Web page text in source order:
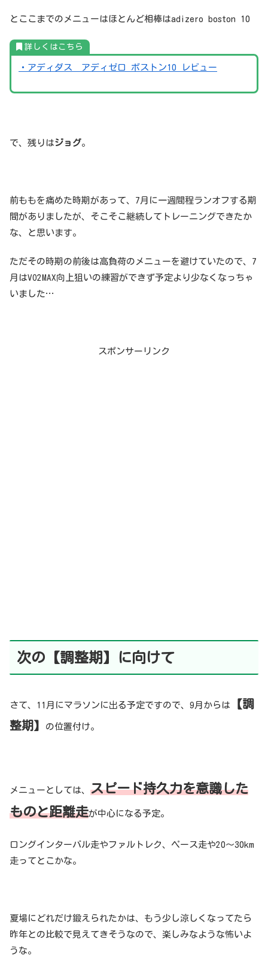
とここまでのメニューはほとんど相棒はadizero boston 10
詳しくはこちら
・アディダス アディゼロ ボストン10 レビュー
で、残りはジョグ。
前ももを痛めた時期があって、7月に一週間程ランオフする期
間がありましたが、そこそこ継続してトレーニングできたか
な、と思います。
ただその時期の前後は高負荷のメニューを避けていたので、7
月はVO2MAX向上狙いの練習ができず予定より少なくなっちゃ
いました…
スポンサーリンク
次の【調整期】に向けて
さて、11月にマラソンに出る予定ですので、9月からは
【調
整期】
の位置付け。
メニューとしては、 スピード持久力を意識した
ものと距離走が中心になる予定。
ロングインターバル走やファルトレク、ペース走や20〜30km
走ってとこかな。
夏場にどれだけ鍛えられたかは、もう少し涼しくなってたら
昨年との比較で見えてきそうなので、楽しみなような怖いよ
うな。